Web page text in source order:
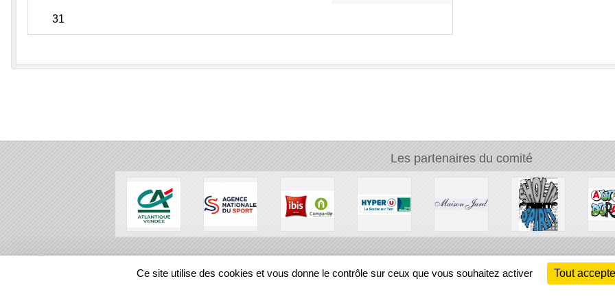
31
Les partenaires du comité
REGIONS
Ce site utilise des cookies et vous donne le contrôle sur ceux que vous souhaitez activer Tout